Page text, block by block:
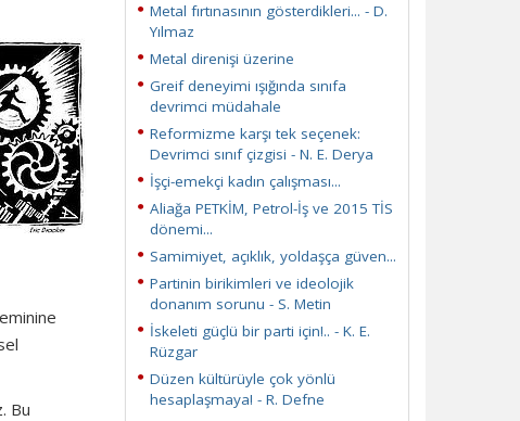
Bu
Metal fırtınasının gösterdikleri... - D.
Yılmaz
Metal direnişi üzerine
Greif deneyimi ışığında sınıfa
devrimci müdahale
Reformizme karşı tek seçenek:
Devrimci sınıf çizgisi - N. E. Derya
İşçi-emekçi kadın çalışması...
Aliağa PETKİM, Petrol-İş ve 2015 TİS
dönemi...
Samimiyet, açıklık, yoldaşça güven...
Partinin birikimleri ve ideolojik
donanım sorunu - S. Metin
İskeleti güçlü bir parti için!.. - K. E.
Rüzgar
Düzen kültürüyle çok yönlü
hesaplaşmaya! - R. Defne